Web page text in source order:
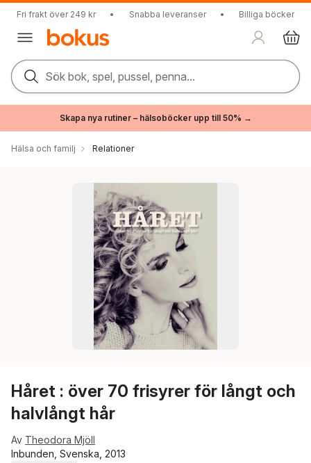
Fri frakt över 249 kr • Snabba leveranser • Billiga böcker
Sök bok, spel, pussel, penna...
Skapa nya rutiner – hälsoböcker upp till 50% →
Hälsa och familj Relationer
Håret : över 70 frisyrer för långt och
halvlångt hår
Av Theodora Mjöll
Inbunden, Svenska, 2013